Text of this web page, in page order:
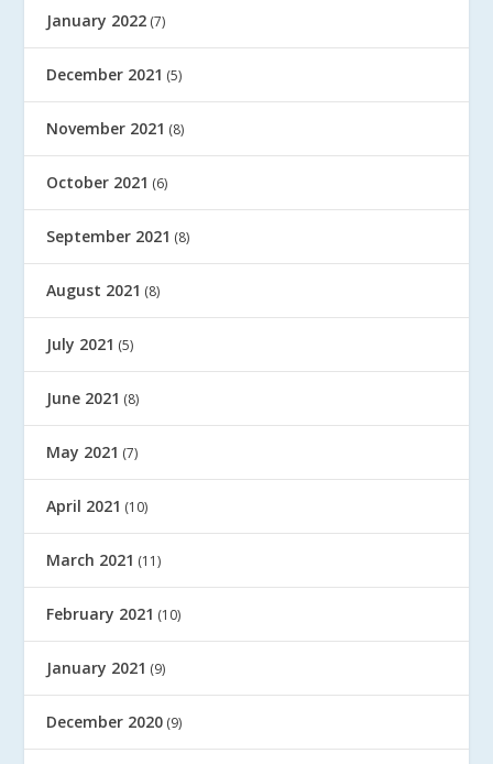
January 2022 (7)
December 2021 (5)
November 2021 (8)
October 2021 (6)
September 2021 (8)
August 2021 (8)
July 2021 (5)
June 2021 (8)
May 2021 (7)
April 2021 (10)
March 2021 (11)
February 2021 (10)
January 2021 (9)
December 2020 (9)